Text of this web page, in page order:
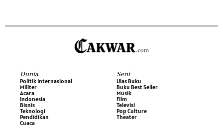
Dunia
Politik Internasional
Militer
Acara
Indonesia
Bisnis
Teknologi
Pendidikan
Cuaca
Seni
Ulas Buku
Buku Best Seller
Musik
Film
Televisi
Pop Culture
Theater